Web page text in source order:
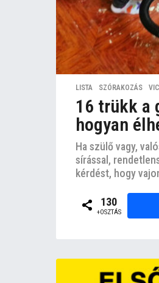
LISTA ,SZÓRAKOZÁS ,
16 trükk a
hogyan
Ha szülő vagy,
sírással,
kérdést, hogy
130
+OSZTÁS